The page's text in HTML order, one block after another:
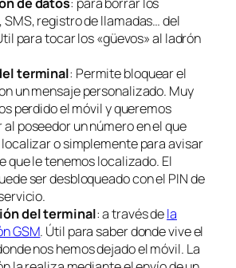
de datos: para borrar los
registro de llamadas… del
para tocar los «güevos» al ladrón
terminal: Permite bloquear el
un mensaje personalizado. Muy
perdido el móvil y queremos
poseedor un número en el que
localizar o simplemente para avisar
que le tenemos localizado. El
ser desbloqueado con el PIN de
del terminal: a través dela
GSM. Útil para saber donde vive el
nos hemos dejado el móvil. La